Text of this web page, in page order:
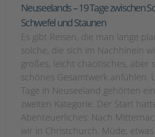
Neuseelands – 19 Tage zwischen
Schwefel und Staunen
Es gibt Reisen, die man lange
solche, die sich im Nachhinein
großes, leicht chaotisches, aber
schönes Gesamtwerk anfühlen.
Tage in Neuseeland gehörten
zweiten Kategorie. Der Start
Abenteuerliches: Nach
wir in Christchurch. Müde,